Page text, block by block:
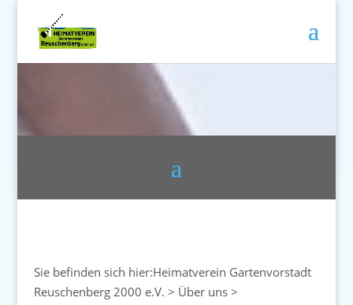
Sie befinden sich hier:Heimatverein Gartenvorstadt
Reuschenberg 2000 e.V. > Über uns>